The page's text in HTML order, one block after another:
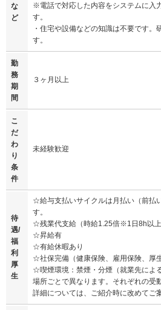
な
ど
※電話で対応した内容をシステムに入
す。
・住宅や設備などの知識は不要です。
す。
勤
務
期
間
３ヶ月以上
こ
だ
わ
り
条
件
未経験歓迎
待
遇/
福
利
厚
生
☆給与支払いサイクルは月払い（前払
す。
☆残業代支給（時給1.25倍※1日8h以上
☆昇給有
☆有給休暇あり
☆社保完備（健康保険、雇用保険、厚
☆喫煙環境：禁煙・分煙（就業先によ
場所ごとで異なります。それぞれの受
詳細については、ご紹介時に改めてご